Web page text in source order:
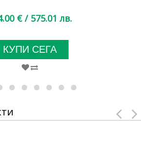
€ / 575.01 лв.
КУПИ СЕГА